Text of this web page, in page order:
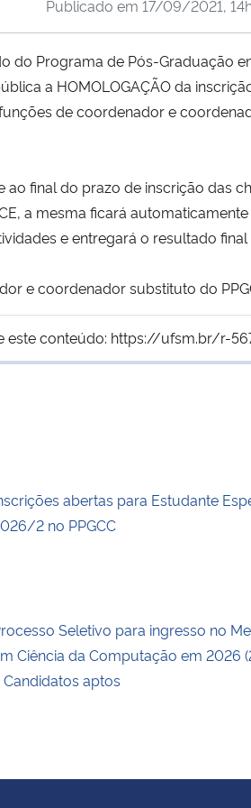
Publicado em 17/09/2021,
do Programa de Pós-Graduação
a HOMOLOGAÇÃO da
funções de coordenador e
ao final do prazo de inscrição das
a mesma ficará
e entregará o resultado
e coordenador substituto do
este conteúdo: https://ufsm.br/r-
abertas para Estudante
2 no PPGCC
Seletivo para ingresso no
Ciência da Computação em 2026
Candidatos aptos